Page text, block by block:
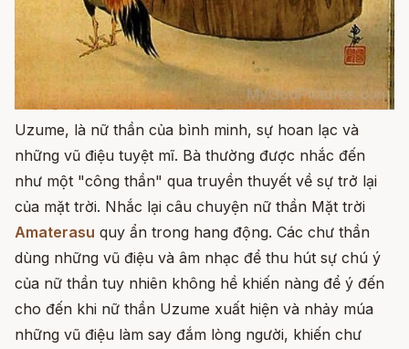
Uzume, là nữ thần của bình minh, sự hoan lạc và
những vũ điệu tuyệt mĩ. Bà thường được nhắc đến
như một "công thần" qua truyền thuyết về sự trở lại
của mặt trời. Nhắc lại câu chuyện nữ thần Mặt trời
Amaterasu quy ẩn trong hang động. Các chư thần
dùng những vũ điệu và âm nhạc để thu hút sự chú ý
của nữ thần tuy nhiên không hề khiến nàng để ý đến
cho đến khi nữ thần Uzume xuất hiện và nhảy múa
những vũ điệu làm say đắm lòng người, khiến chư